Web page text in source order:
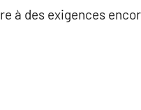
à des exigences